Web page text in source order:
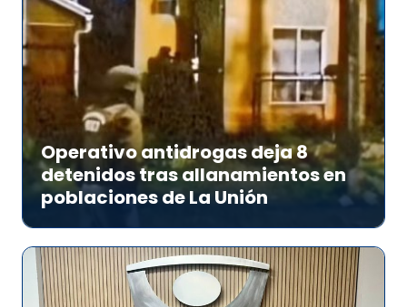
Operativo antidrogas deja 8
detenidos tras allanamientos en
poblaciones de La Unión